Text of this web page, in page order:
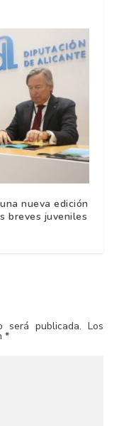
nueva edición
breves juveniles
será publicada. Los
*